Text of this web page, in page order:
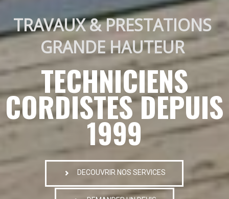
TRAVAUX & PRESTATIONS
GRANDE HAUTEUR
TECHNICIENS
CORDISTES DEPUIS
1999
DECOUVRIR NOS SERVICES